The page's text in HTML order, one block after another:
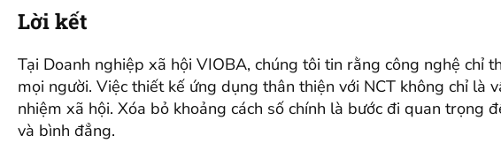
Lời kết
Tại Doanh nghiệp xã hội VIOBA, chúng tôi tin rằng công nghệ chỉ
mọi người. Việc thiết kế ứng dụng thân thiện với NCT không chỉ là
nhiệm xã hội. Xóa bỏ khoảng cách số chính là bước đi quan trọng
và bình đẳng.